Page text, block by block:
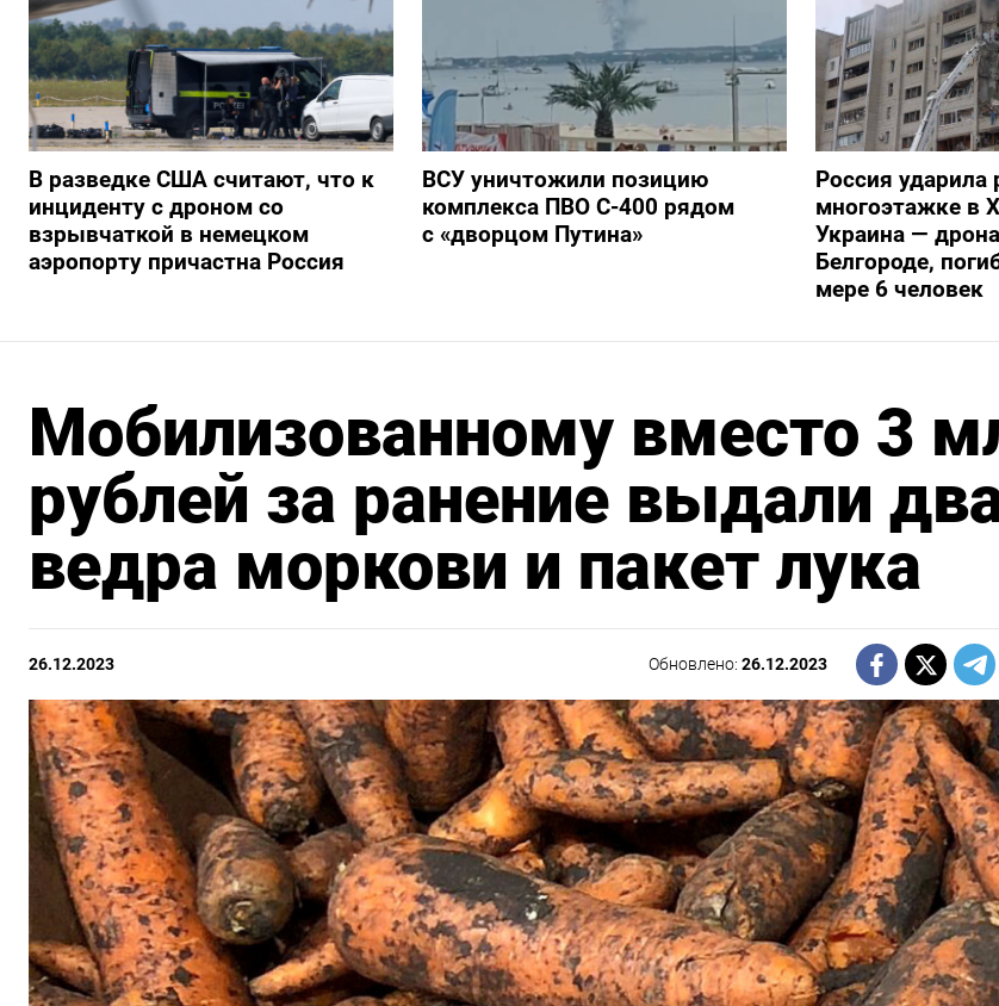
В разведке США считают, что к
инциденту с дроном со
взрывчаткой в немецком
аэропорту причастна Россия
ВСУ уничтожили позицию
комплекса ПВО С-400 рядом
с «дворцом Путина»
Россия ударила
многоэтажке в
Украина —
Белгороде,
мере 6 человек
Мобилизованному вместо 3
рублей за ранение выдали
ведра моркови и пакет лука
26.12.2023 Обновлено:26.12.2023